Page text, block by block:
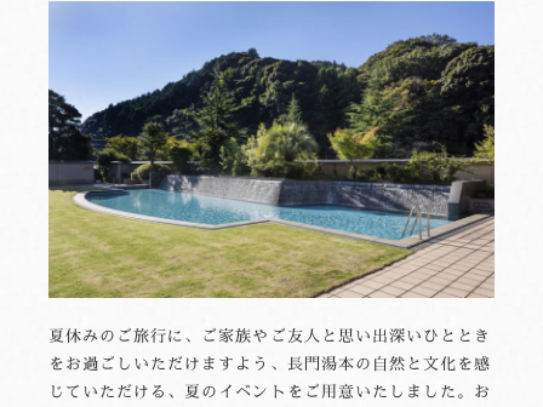
夏休みのご旅行に、ご家族やご友人と思い出深いひととき
をお過ごしいただけますよう、長門湯本の自然と文化を感
じていただける、夏のイベントをご用意いたしました。お